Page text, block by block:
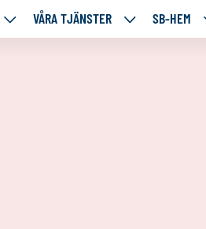
VÅRA VÅRA TJÄNSTER
VÅRASB-HEM